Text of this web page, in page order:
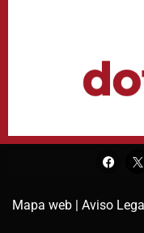
Mapa web | Aviso